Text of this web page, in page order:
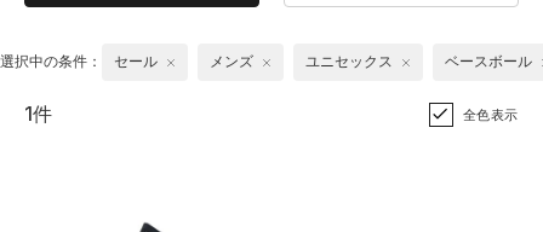
選択中の条件： セール メンズ ユニセックス ベースボール
1件 全色表示